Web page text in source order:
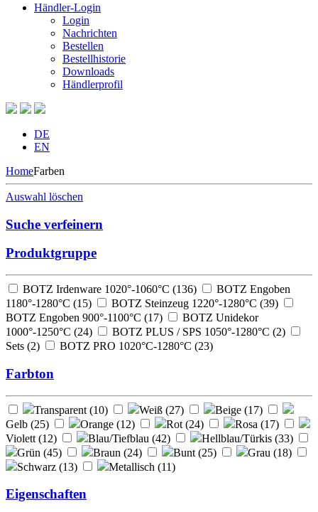
Händler-Login
Login
Nachrichten
Bestellen
Bestellhistorie
Downloads
Händlerprofil
DE
EN
HomeFarben
Auswahl löschen
Suche verfeinern
Produktgruppe
BOTZ Irdenware 1020°-1060°C (136)
BOTZ Engoben
1180°-1280°C (15) BOTZ Steinzeug 1220°-1280°C (39)
BOTZ Engoben 900°-1100°C (17)
BOTZ Unidekor
1000°-1250°C (24) BOTZ PLUS / SPS 1050°-1280°C (2)
Sets (2) BOTZ PRO 1020°C-1280°C (23)
Farbton
Transparent (10) Weiß (27) Beige (17)
Gelb (25) Orange (12) Rot (24) Rosa (17)
Violett (12) Blau/Tiefblau (42) Hellblau/Türkis (33)
Grün (45) Braun (24) Bunt (25) Grau (18)
Schwarz (13) Metallisch (11)
Eigenschaften